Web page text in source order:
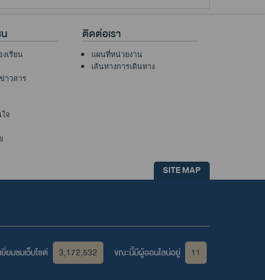
งเรียน
าวสาร
จ
ติดต่อเรา
แผนที่หน่วยงาน
เส้นทางการเดินทาง
SITE MAP
ยี่ยมชมเว็บไซต์ 3,172,532 ขณะนี้มีผู้ออนไลน์อยู่
11